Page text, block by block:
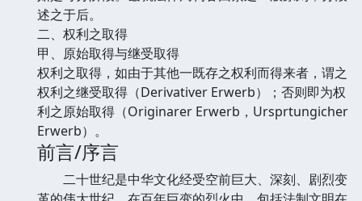
述之于后。
二、权利之取得
甲、原始取得与继受取得
权利之取得，如由于其他一既存之权利而得来者，谓之
权利之继受取得（Derivativer Erwerb）；否则即为权
利之原始取得（Originarer Erwerb，Ursprtungicher
Erwerb）。
前言/序言
二十世纪是中华文化经受空前巨大、深刻、剧烈变